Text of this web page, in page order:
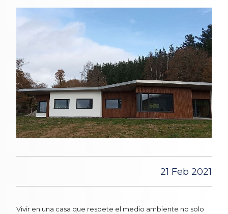
21 Feb 2021
Vivir en una casa que respete el medio ambiente no solo